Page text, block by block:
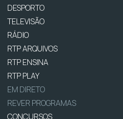
DESPORTO
TELEVISÃO
RÁDIO
RTP ARQUIVOS
RTP ENSINA
RTP PLAY
EM DIRETO
REVER PROGRAMAS
CONCURSOS